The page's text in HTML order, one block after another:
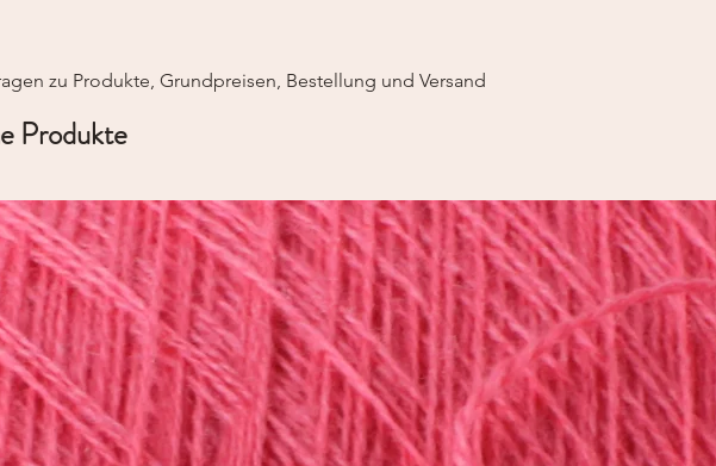
zu Produkte, Grundpreisen, Bestellung und Versand
Produkte